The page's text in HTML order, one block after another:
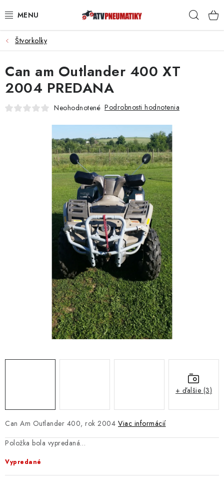
na
PNEUMATIKY
DISKY
ROZŠIROVACIE PODLOŽKY
OCHRANNÉ RÁMY
KUFRE A BOXY
KRYTY PODVOZKU
NÁVLEKY TLMIČOV
NAVIJAKY COME UP WARN
OLEJE MAXIMA A FILTRE
ROZŠIROVACIE PLASTY BLATNÍKOV
PRÍVESY - VOZÍKY
ŠTVORKOLKY
VÝPREDAJ
Štvorkolky
Can Am Outlander 400, rok 2004 Viac informácií
Položka bola vypredaná…
Vypredané
Can am Outlander 400 XT
2004 PREDANA
Neohodnotené Podrobnosti hodnotenia
+ ďalšie (3)